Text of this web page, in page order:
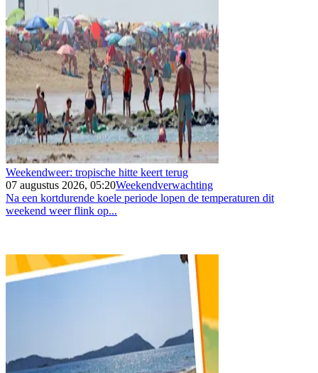
Weekendweer: tropische hitte keert terug
07 augustus 2026, 05:20Weekendverwachting
Na een kortdurende koele periode lopen de temperaturen dit
weekend weer flink op...